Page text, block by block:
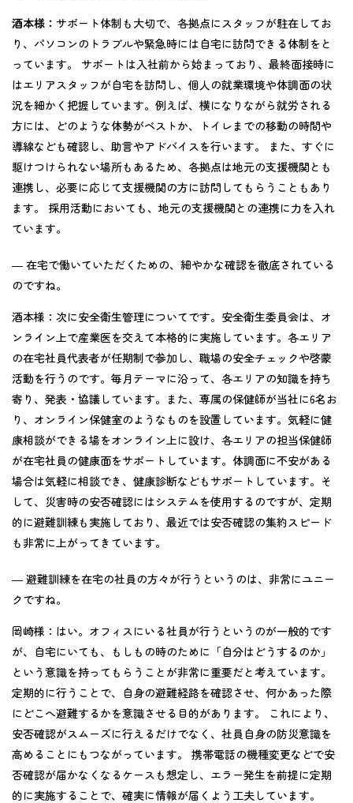
酒本様： サポート体制も大切で、各拠点にスタッフが駐在してお
り、パソコンのトラブルや緊急時には自宅に訪問できる体制をと
っています。 サポートは入社前から始まっており、最終面接時に
はエリアスタッフが自宅を訪問し、個人の就業環境や体調面の状
況を細かく把握しています。例えば、横になりながら就労される
方には、どのような体勢がベストか、トイレまでの移動の時間や
導線なども確認し、助言やアドバイスを行います。 また、すぐに
駆けつけられない場所もあるため、各拠点は地元の支援機関とも
連携し、必要に応じて支援機関の方に訪問してもらうこともあり
ます。 採用活動においても、地元の支援機関との連携に力を入れ
ています。
― 在宅で働いていただくための、細やかな確認を徹底されている
のですね。
酒本様： 次に安全衛生管理についてです。安全衛生委員会は、オ
ンライン上で産業医を交えて本格的に実施しています。各エリア
の在宅社員代表者が任期制で参加し、職場の安全チェックや啓蒙
活動を行うのです。毎月テーマに沿って、各エリアの知識を持ち
寄り、発表・協議しています。また、専属の保健師が当社に6名お
り、オンライン保健室のようなものを設置しています。気軽に健
康相談ができる場をオンライン上に設け、各エリアの担当保健師
が在宅社員の健康面をサポートしています。体調面に不安がある
場合は気軽に相談でき、健康診断などもサポートしています。そ
して、災害時の安否確認にはシステムを使用するのですが、定期
的に避難訓練も実施しており、最近では安否確認の集約スピード
も非常に上がってきています。
― 避難訓練を在宅の社員の方々が行うというのは、非常にユニー
クですね。
岡崎様： はい。オフィスにいる社員が行うというのが一般的です
が、自宅にいても、もしもの時のために「自分はどうするのか」
という意識を持ってもらうことが非常に重要だと考えています。
定期的に行うことで、自身の避難経路を確認させ、何かあった際
にどこへ避難するかを意識させる目的があります。 これにより、
安否確認がスムーズに行えるだけでなく、社員自身の防災意識を
高めることにもつながっています。 携帯電話の機種変更などで安
否確認が届かなくなるケースも想定し、エラー発生を前提に定期
的に実施することで、確実に情報が届くよう工夫しています。